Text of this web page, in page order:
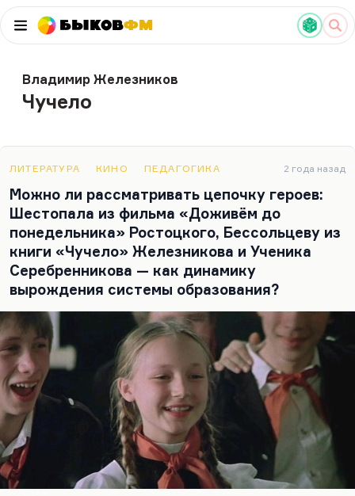
БыковФМ
Владимир Железников
Чучело
ЛИТЕРАТУРА КИНО ПЕДАГОГИКА 2 года назад
Можно ли рассматривать цепочку героев:
Шестопала из фильма «Доживём до
понедельника» Ростоцкого, Бессольцеву из
книги «Чучело» Железникова и Ученика
Серебренникова — как динамику
вырождения системы образования?